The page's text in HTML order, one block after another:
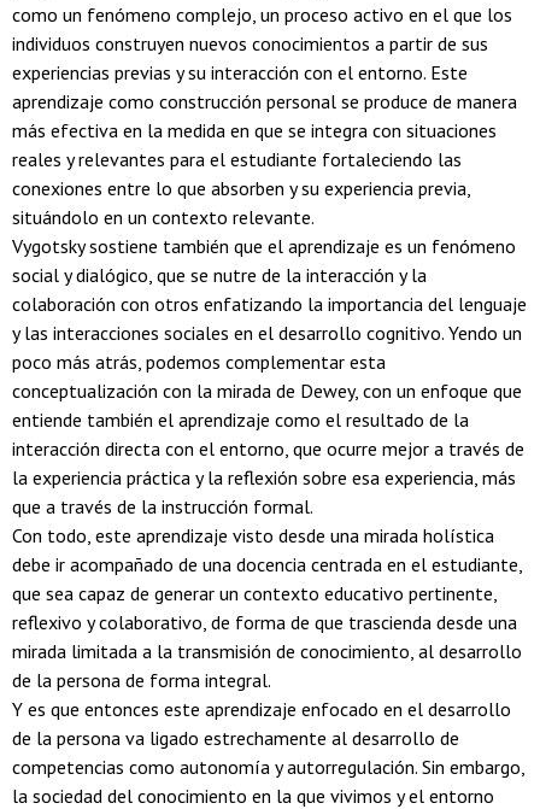
como un fenómeno complejo, un proceso activo en el que los
individuos construyen nuevos conocimientos a partir de sus
experiencias previas y su interacción con el entorno. Este
aprendizaje como construcción personal se produce de manera
más efectiva en la medida en que se integra con situaciones
reales y relevantes para el estudiante fortaleciendo las
conexiones entre lo que absorben y su experiencia previa,
situándolo en un contexto relevante.
Vygotsky sostiene también que el aprendizaje es un fenómeno
social y dialógico, que se nutre de la interacción y la
colaboración con otros enfatizando la importancia del lenguaje
y las interacciones sociales en el desarrollo cognitivo. Yendo un
poco más atrás, podemos complementar esta
conceptualización con la mirada de Dewey, con un enfoque que
entiende también el aprendizaje como el resultado de la
interacción directa con el entorno, que ocurre mejor a través de
la experiencia práctica y la reflexión sobre esa experiencia, más
que a través de la instrucción formal.
Con todo, este aprendizaje visto desde una mirada holística
debe ir acompañado de una docencia centrada en el estudiante,
que sea capaz de generar un contexto educativo pertinente,
reflexivo y colaborativo, de forma de que trascienda desde una
mirada limitada a la transmisión de conocimiento, al desarrollo
de la persona de forma integral.
Y es que entonces este aprendizaje enfocado en el desarrollo
de la persona va ligado estrechamente al desarrollo de
competencias como autonomía y autorregulación. Sin embargo,
la sociedad del conocimiento en la que vivimos y el entorno